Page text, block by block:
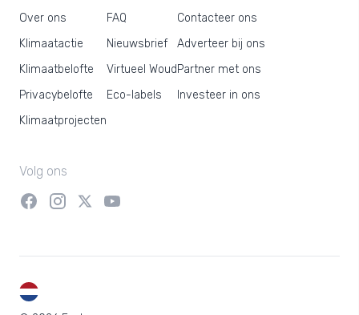
Over ons
Klimaatactie
Klimaatbelofte
Privacybelofte
Klimaatprojecten
FAQ
Nieuwsbrief
Virtueel Woud
Eco-labels
Contacteer ons
Adverteer bij ons
Partner met ons
Investeer in ons
Volg ons